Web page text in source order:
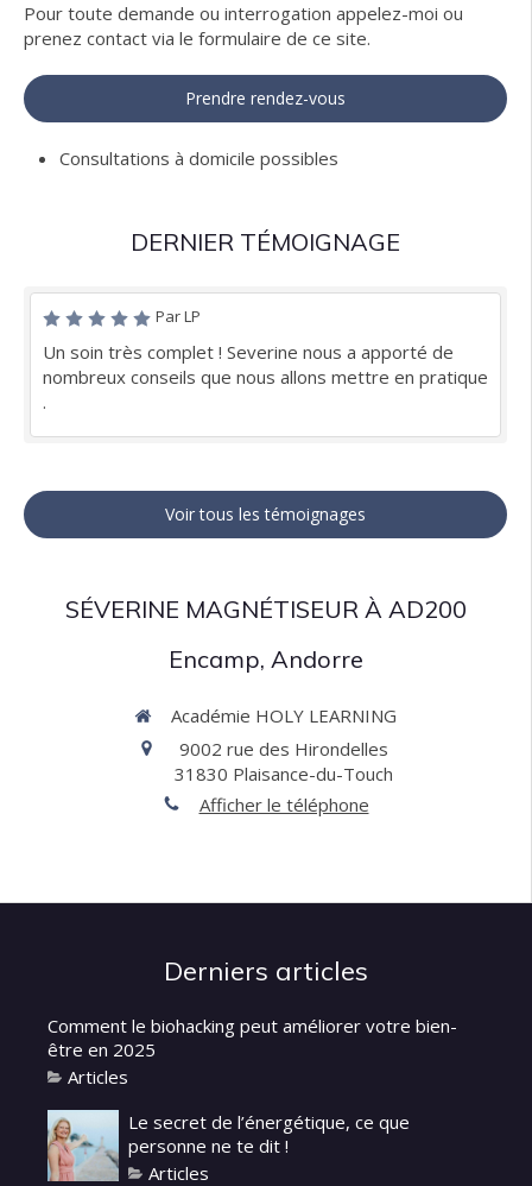
Pour toute demande ou interrogation appelez-moi ou
prenez contact via le formulaire de ce site.
Prendre rendez-vous
Consultations à domicile possibles
DERNIER TÉMOIGNAGE
Par LP
Un soin très complet ! Severine nous a apporté de
nombreux conseils que nous allons mettre en pratique
.
Voir tous les témoignages
SÉVERINE MAGNÉTISEUR À AD200
Encamp, Andorre
Académie HOLY LEARNING
9002 rue des Hirondelles
31830 Plaisance-du-Touch
Afficher le téléphone
Derniers articles
Comment le biohacking peut améliorer votre bien-
être en 2025
Articles
Le secret de l’énergétique, ce que
personne ne te dit !
Articles